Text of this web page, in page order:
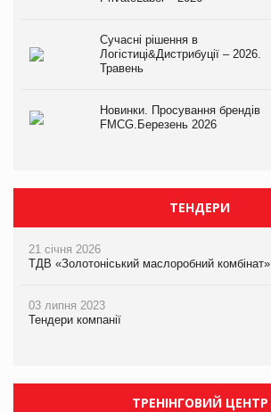
Сучасні рішення в
Логістиці&Дистрибуції – 2026.
Травень
Новинки. Просування брендів
FMCG.Березень 2026
ТЕНДЕРИ
21 січня 2026
ТДВ «Золотоніський маслоробний комбінат»
03 липня 2023
Тендери компанії
ТРЕНІНГОВИЙ ЦЕНТР